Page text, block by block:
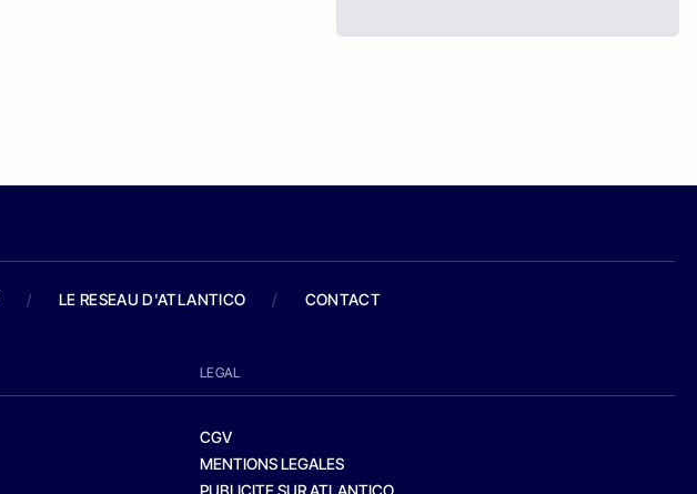
/ LE RESEAU D'ATLANTICO / CONTACT
LEGAL
CGV
MENTIONS LEGALES
PUBLICITE SUR ATLANTICO